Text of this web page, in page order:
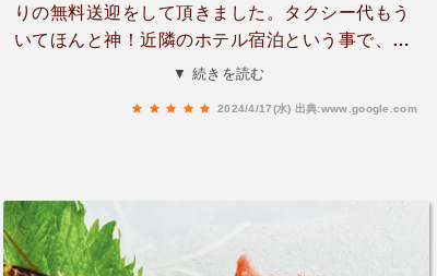
りの無料送迎をして頂きました。タクシー代もう
いてほんと神！近隣のホテル宿泊という事で、ワ
ンドリンクサービスで料理も美味しくて帰りに子
▼ 続きを読む
2024/4/17(水) 出典:www.google.com